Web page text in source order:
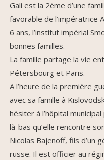
Gali est la 2ème d’une
favorable de l’impératrice
6 ans, l’institut impérial
bonnes familles.
La famille partage la vie
Pétersbourg et Paris.
A l’heure de la première
avec sa famille à
hésiter à l’hôpital
là-bas qu’elle rencontre
Nicolas Bajenoff, fils d’un
russe. Il est officier au